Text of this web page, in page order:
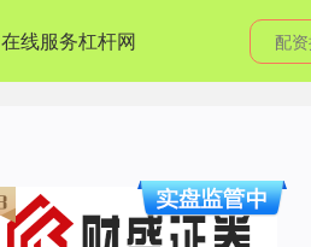
在线服务杠杆网